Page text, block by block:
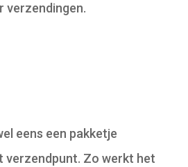
verzendingen.
eens een pakketje
verzendpunt. Zo werkt het